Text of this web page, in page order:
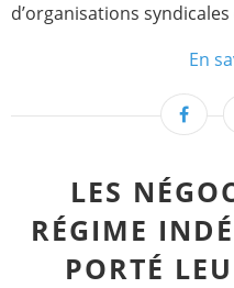
d’organisations syndicales
En
LES
RÉGIME
PORTÉ